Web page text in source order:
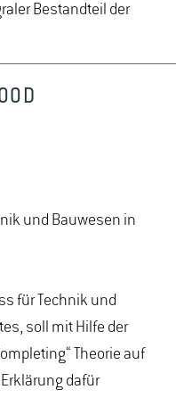
Bestandteil der
und Bauwesen in
für Technik und
soll mit Hilfe der
Theorie auf
dafür